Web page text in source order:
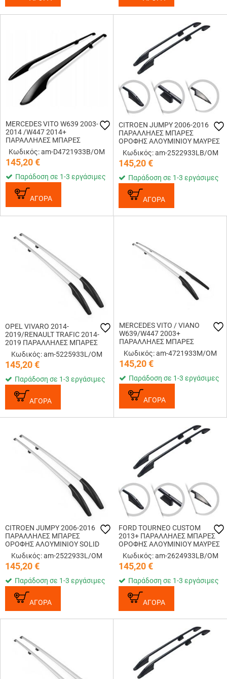
MERCEDES VITO W639 2003-
2014 /W447 2014+
ΠΑΡΑΛΛΗΛΕΣ ΜΠΑΡΕΣ
ΟΡΟΦΗΣ ΔΙΑΙΡΟΥΜΕΝΕΣ L1
ΑΛΟΥΜΙΝΙΟΥ ΜΑΥΡΕΣ ΟMTEC -
2 TEM.
Κωδικός: am-D4721933B/OM
145,20€
Παράδοση σε 1-3 εργάσιμες
ΑΓΟΡΑ
CITROEN JUMPY 2006-2016
ΠΑΡΑΛΛΗΛΕΣ ΜΠΑΡΕΣ
ΟΡΟΦΗΣ ΑΛΟΥΜΙΝΙΟΥ ΜΑΥΡΕΣ
SOLID L2 OMTEC - 2 TEM.
Κωδικός: am-2522933LB/OM
145,20€
Παράδοση σε 1-3 εργάσιμες
ΑΓΟΡΑ
OPEL VIVARO 2014-
2019/RENAULT TRAFIC 2014-
2019 ΠΑΡΑΛΛΗΛΕΣ ΜΠΑΡΕΣ
ΟΡΟΦΗΣ ΑΛΟΥΜΙΝΙΟΥ SOLID
L2 OMTEC - 2 TEM.
Κωδικός: am-5225933L/OM
145,20€
Παράδοση σε 1-3 εργάσιμες
ΑΓΟΡΑ
MERCEDES VITO / VIANO
W639/W447 2003+
ΠΑΡΑΛΛΗΛΕΣ ΜΠΑΡΕΣ
ΑΛΟΥΜΙΝΙΟΥ L2 ΑΣΗΜΙ OMTEC
- 2 τεμ.
Κωδικός: am-4721933M/OM
145,20€
Παράδοση σε 1-3 εργάσιμες
ΑΓΟΡΑ
CITROEN JUMPY 2006-2016
ΠΑΡΑΛΛΗΛΕΣ ΜΠΑΡΕΣ
ΟΡΟΦΗΣ ΑΛΟΥΜΙΝΙΟΥ SOLID
L2 OMTEC - 2 TEM.
Κωδικός: am-2522933L/OM
145,20€
Παράδοση σε 1-3 εργάσιμες
ΑΓΟΡΑ
FORD TOURNEO CUSTOM
2013+ ΠΑΡΑΛΛΗΛΕΣ ΜΠΑΡΕΣ
ΟΡΟΦΗΣ ΑΛΟΥΜΙΝΙΟΥ ΜΑΥΡΕΣ
SOLID L2 OMTEC - 2 TEM.
Κωδικός: am-2624933LB/OM
145,20€
Παράδοση σε 1-3 εργάσιμες
ΑΓΟΡΑ